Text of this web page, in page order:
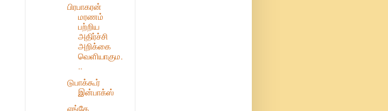
பிரபாகரன்
மரணம்
பற்றிய
அதிர்ச்சி
அறிக்கை
வெளியாகும.
..
டுபாக்கூர்
இன்பாக்ஸ்
எங்கே